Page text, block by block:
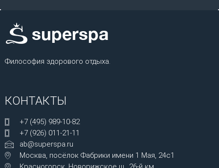
Философия здорового отдыха.
КОНТАКТЫ
+7 (495) 989-10-82
+7 (926) 011-21-11
ab@superspa.ru
Москва, посёлок Фабрики имени 1 Мая, 24с1